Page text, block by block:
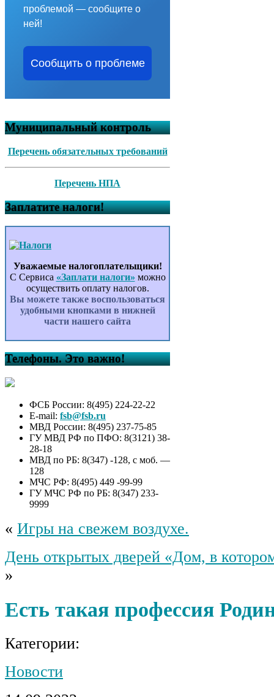
проблемой — сообщите о
ней!
Сообщить о проблеме
Муниципальный контроль
Перечень обязательных требований
Перечень НПА
Заплатите налоги!
Уважаемые налогоплательщики!
С Сервиса «Заплати налоги» можно
осуществить оплату налогов.
Вы можете также воспользоваться
удобными кнопками в нижней
части нашего сайта
Телефоны. Это важно!
ФСБ России: 8(495) 224-22-22
E-mail: fsb@fsb.ru
МВД России: 8(495) 237-75-85
ГУ МВД РФ по ПФО: 8(3121) 38-
28-18
МВД по РБ: 8(347) -128, с моб. —
128
МЧС РФ: 8(495) 449 -99-99
ГУ МЧС РФ по РБ: 8(347) 233-
9999
« Игры на свежем воздухе.
День открытых дверей «Дом, в
»
Есть такая профессия
Категории:
Новости